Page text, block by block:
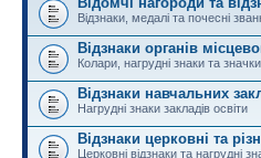
Відзнаки, медалі та почесні
Відзнаки органів
Колари, нагрудні знаки та
Відзнаки навчальних
Нагрудні знаки закладів освіти
Відзнаки церковні та
Церковні відзнаки та нагрудні